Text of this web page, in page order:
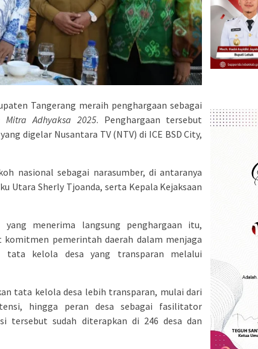
Tangerang meraih penghargaan sebagai
Mitra Adhyaksa 2025. Penghargaan tersebut
digelar Nusantara TV (NTV) di ICE BSD City,
nasional sebagai narasumber, di antaranya
Utara Sherly Tjoanda, serta Kepala Kejaksaan
menerima langsung penghargaan itu,
pemerintah daerah dalam menjaga
tata kelola desa yang transparan melalui
tata kelola desa lebih transparan, mulai dari
hingga peran desa sebagai fasilitator
tersebut sudah diterapkan di 246 desa dan